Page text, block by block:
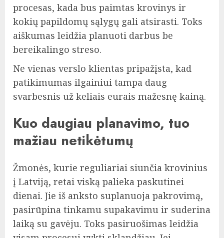
procesas, kada bus paimtas krovinys ir
kokių papildomų sąlygų gali atsirasti. Toks
aiškumas leidžia planuoti darbus be
bereikalingo streso.
Ne vienas verslo klientas pripažįsta, kad
patikimumas ilgainiui tampa daug
svarbesnis už keliais eurais mažesnę kainą.
Kuo daugiau planavimo, tuo
mažiau netikėtumų
Žmonės, kurie reguliariai siunčia krovinius
į Latviją, retai viską palieka paskutinei
dienai. Jie iš anksto suplanuoja pakrovimą,
pasirūpina tinkamu supakavimu ir suderina
laiką su gavėju. Toks pasiruošimas leidžia